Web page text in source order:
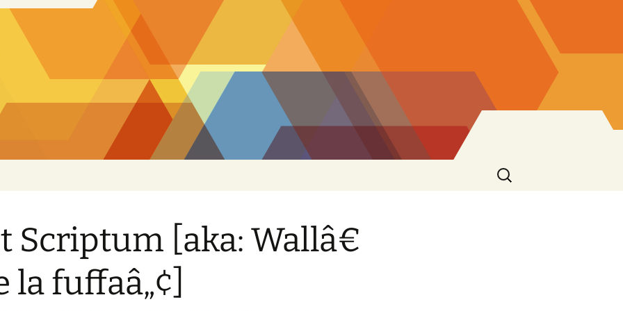
Ricerca
per:
Scriptum [aka: Wallâ€
la fuffaâ„¢]